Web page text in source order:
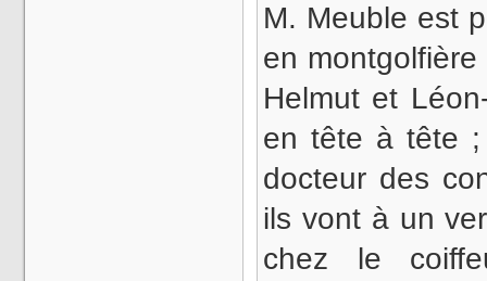
M. Meuble est
en
Helmut et
en tête à tête ;
docteur des
ils vont à un
chez le